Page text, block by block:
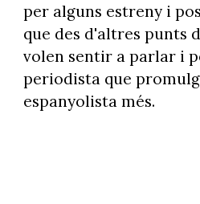
per alguns estreny i
que des d'altres punts
volen sentir a parlar i
periodista que
espanyolista més.